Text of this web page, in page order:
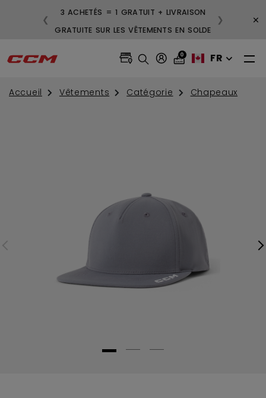
3 ACHETÉS = 1 GRATUIT + LIVRAISON
GRATUITE SUR LES VÊTEMENTS EN SOLDE
❮ ❯ ×
0 FR
Accueil Vêtements Catégorie Chapeaux